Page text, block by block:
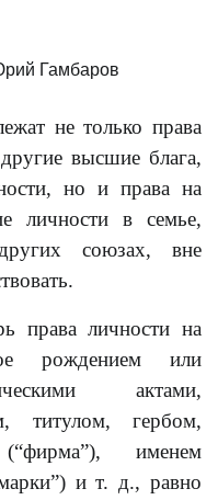
Гамбаров
не только права
высшие блага,
но и права на
личности в семье,
союзах, вне
права личности на
рождением или
актами,
титулом, гербом,
именем
и т. д., равно